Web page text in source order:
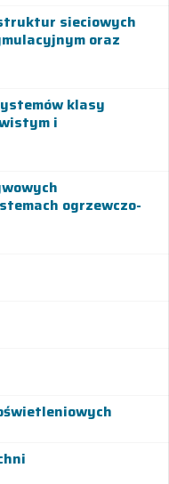
sieciowych
oraz
klasy
i
ogrzewczo-